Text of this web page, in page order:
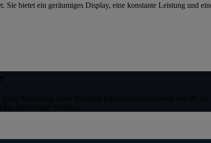
bietet ein geräumiges Display, eine konstante Leistung und